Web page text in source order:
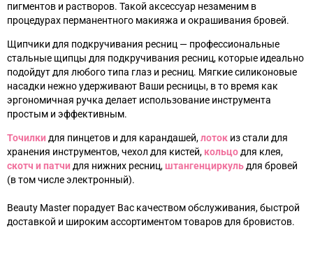
пигментов и растворов. Такой аксессуар незаменим в
процедурах перманентного макияжа и окрашивания бровей.
Щипчики для подкручивания ресниц — профессиональные
стальные щипцы для подкручивания ресниц, которые идеально
подойдут для любого типа глаз и ресниц. Мягкие силиконовые
насадки нежно удерживают Ваши ресницы, в то время как
эргономичная ручка делает использование инструмента
простым и эффективным.
Точилкидля пинцетов и для карандашей,лоток из стали для
хранения инструментов, чехол для кистей, кольцодля клея,
скотч и патчидля нижних ресниц,штангенциркульдля бровей
(в том числе электронный).
Beauty Master порадует Вас качеством обслуживания, быстрой
доставкой и широким ассортиментом товаров для бровистов.